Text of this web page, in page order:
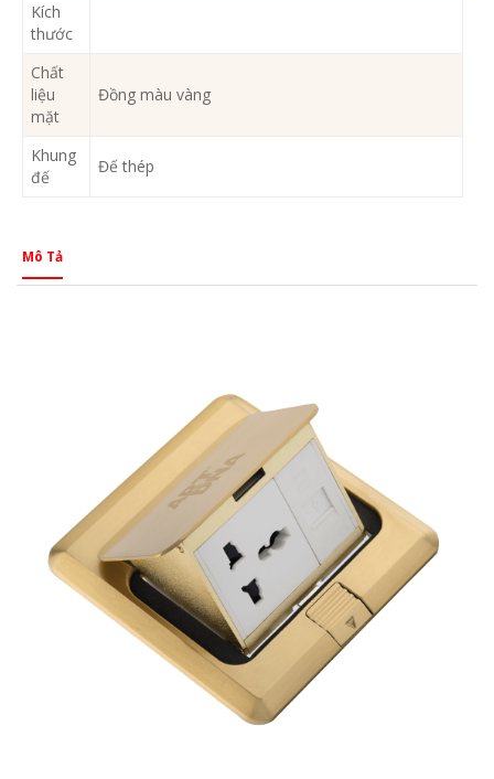
Kích
thước
Chất
liệu
mặt
Đồng màu vàng
Khung
đế
Đế thép
Mô Tả